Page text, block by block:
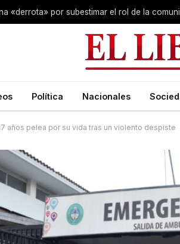
«derrota» por subestimar el rol de la
Política Nacionales
años pelea por su vida tras un violento despiste